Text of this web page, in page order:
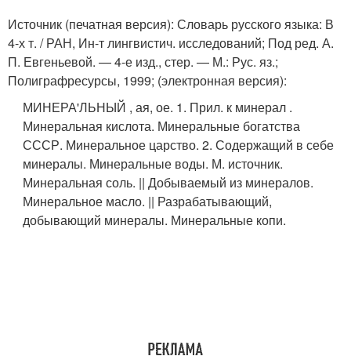
Источник (печатная версия): Словарь русского языка: В
4-х т. / РАН, Ин-т лингвистич. исследований; Под ред. А.
П. Евгеньевой. — 4-е изд., стер. — М.: Рус. яз.;
Полиграфресурсы, 1999; (электронная версия):
МИНЕРА'ЛЬНЫЙ , ая, ое. 1. Прил. к минерал .
Минеральная кислота. Минеральные богатства
СССР. Минеральное царство. 2. Содержащий в себе
минералы. Минеральные воды. М. источник.
Минеральная соль. || Добываемый из минералов.
Минеральное масло. || Разрабатывающий,
добывающий минералы. Минеральные копи.